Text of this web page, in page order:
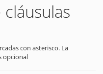
con asterisco. La
opcional